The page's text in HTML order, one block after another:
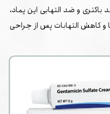
و ضد التهابی این پماد،
و کاهش التهابات پس از جراحی